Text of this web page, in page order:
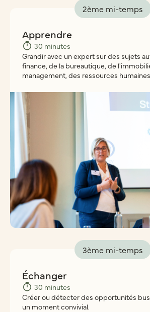
2ème mi-temps
Apprendre
30 minutes
Grandir avec un expert sur des sujets
finance, de la bureautique, de
management, des ressources
3ème mi-temps
Échanger
30 minutes
Créer ou détecter des opportunités
un moment convivial.